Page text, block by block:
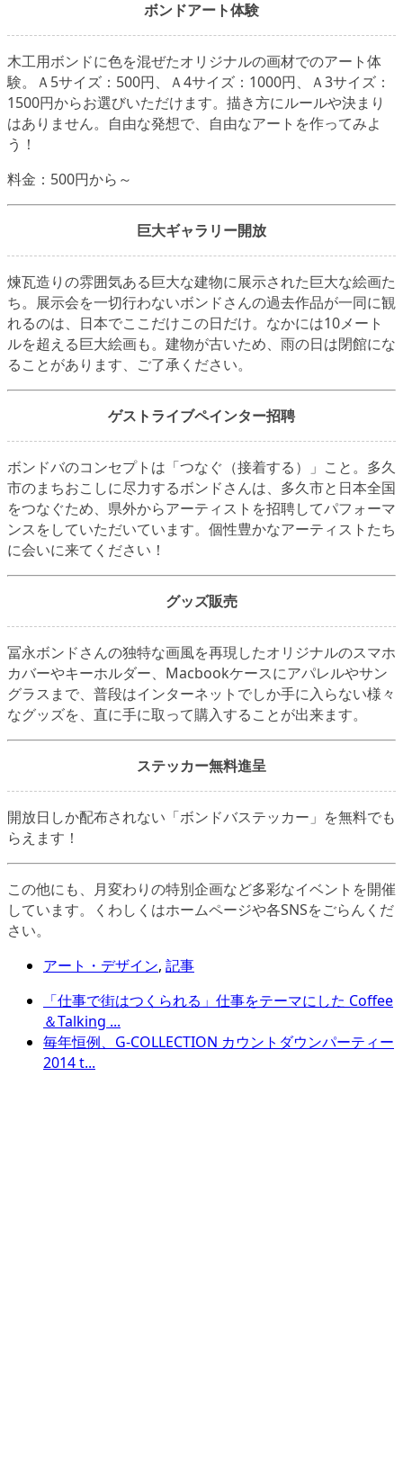
ボンドアート体験
木工用ボンドに色を混ぜたオリジナルの画材でのアート体
験。Ａ5サイズ：500円、Ａ4サイズ：1000円、Ａ3サイズ：
1500円からお選びいただけます。描き方にルールや決まり
はありません。自由な発想で、自由なアートを作ってみよ
う！
料金：500円から～
巨大ギャラリー開放
煉瓦造りの雰囲気ある巨大な建物に展示された巨大な絵画た
ち。展示会を一切行わないボンドさんの過去作品が一同に観
れるのは、日本でここだけこの日だけ。なかには10メート
ルを超える巨大絵画も。建物が古いため、雨の日は閉館にな
ることがあります、ご了承ください。
ゲストライブペインター招聘
ボンドバのコンセプトは「つなぐ（接着する）」こと。多久
市のまちおこしに尽力するボンドさんは、多久市と日本全国
をつなぐため、県外からアーティストを招聘してパフォーマ
ンスをしていただいています。個性豊かなアーティストたち
に会いに来てください！
グッズ販売
冨永ボンドさんの独特な画風を再現したオリジナルのスマホ
カバーやキーホルダー、Macbookケースにアパレルやサン
グラスまで、普段はインターネットでしか手に入らない様々
なグッズを、直に手に取って購入することが出来ます。
ステッカー無料進呈
開放日しか配布されない「ボンドバステッカー」を無料でも
らえます！
この他にも、月変わりの特別企画など多彩なイベントを開催
しています。くわしくはホームページや各SNSをごらんくだ
さい。
アート・デザイン, 記事
「仕事で街はつくられる」仕事をテーマにした Coffee
＆Talking ...
毎年恒例、G-COLLECTION カウントダウンパーティー
2014 t...